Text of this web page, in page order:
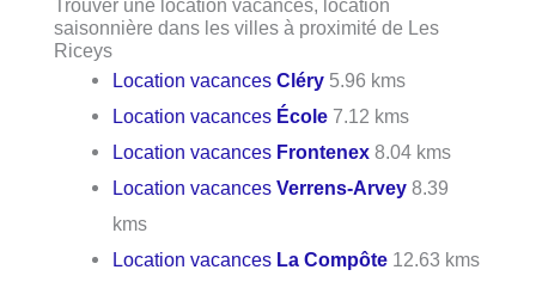
saisonnière dans les villes à proximité de Les
Riceys
Location vacancesCléry 5.96 kms
Location vacances École 7.12 kms
Location vacances Frontenex 8.04 kms
Location vacancesVerrens-Arvey 8.39
kms
Location vacances La Compôte 12.63 kms